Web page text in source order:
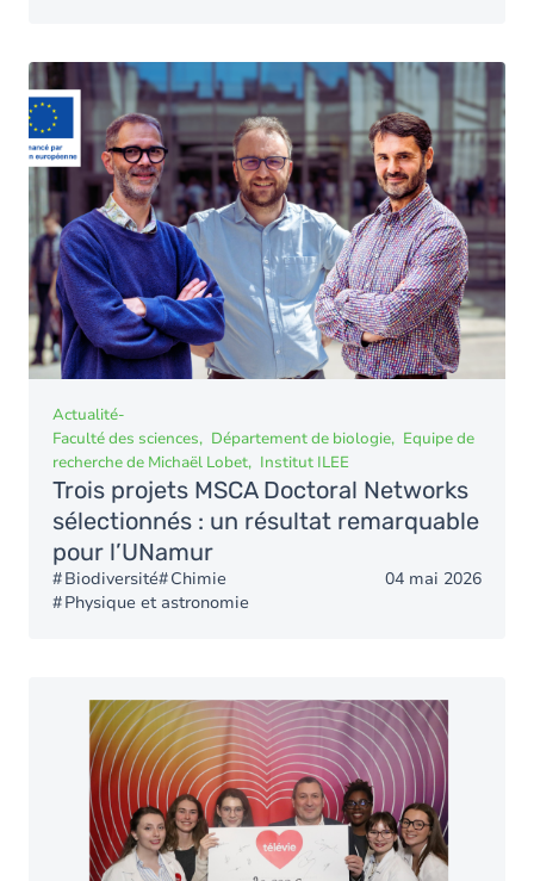
Actualité-
Faculté des sciences
Département de biologie
Equipe de
recherche de Michaël Lobet
Institut ILEE
Trois projets MSCA Doctoral Networks
sélectionnés : un résultat remarquable
pour l’UNamur
Biodiversité Chimie
Physique et astronomie
04 mai 2026